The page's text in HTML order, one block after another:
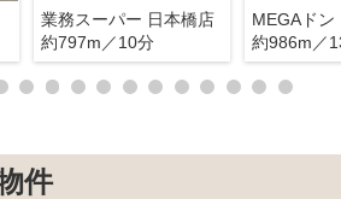
業務スーパー 日本橋店
約797m／10分
約986m／
件